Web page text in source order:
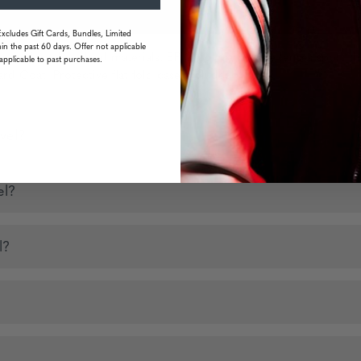
durable hybrid materials. EPIC polycarbonate lenses sport
Coat. Protective flat fold case included.
Gift Cards, Bundles, Limited
the past 60 days. Offer not applicable
to past purchases.